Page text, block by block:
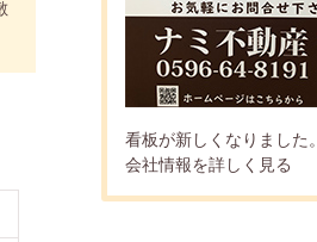
看板が新しくなりました。
会社情報を詳しく見る